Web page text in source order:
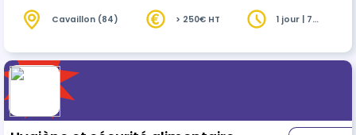
renouvellement de la certification est organisée
Cavaillon (84) > 250€ HT
1 jour | 7